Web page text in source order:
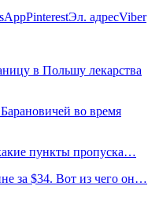
PinterestЭл. адресViber
в Польшу лекарства
во время
пункты пропуска…
за $34. Вот из чего он…